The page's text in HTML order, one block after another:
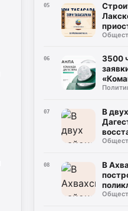
05
06
3500
07
В
08
В